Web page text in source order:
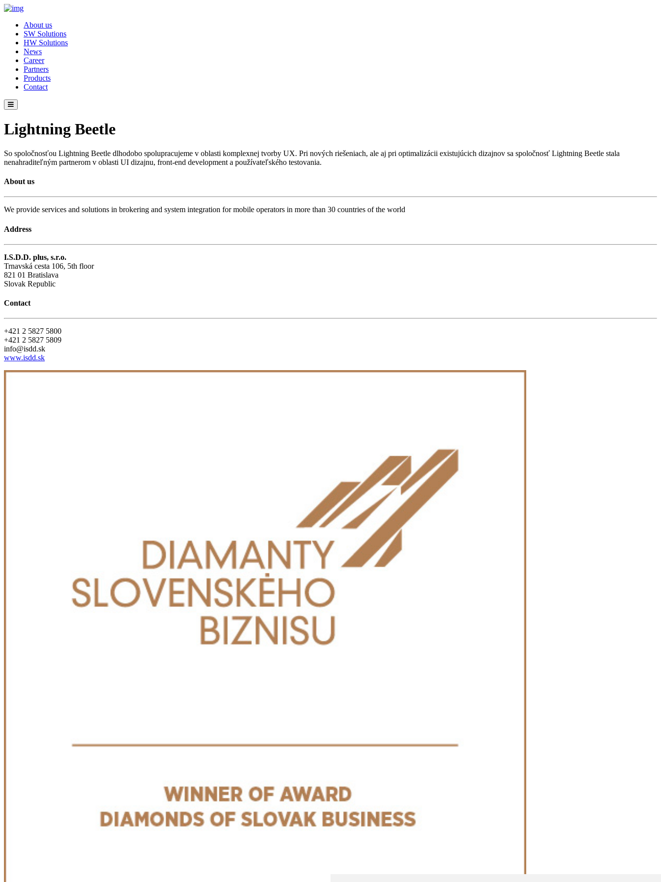
About us
SW Solutions
HW Solutions
News
Career
Partners
Products
Contact
Lightning Beetle
So spoločnosťou Lightning Beetle dlhodobo spolupracujeme v oblasti komplexnej tvorby UX. Pri nových riešeniach, ale aj pri optimalizácii existujúcich dizajnov sa spoločnosť Lightning Beetle stala
nenahraditeľným partnerom v oblasti UI dizajnu, front-end development a používateľského testovania.
About us
We provide services and solutions in brokering and system integration for mobile operators in more than 30 countries of the world
Address
I.S.D.D. plus, s.r.o.
Trnavská cesta 106, 5th floor
821 01 Bratislava
Slovak Republic
Contact
+421 2 5827 5800
+421 2 5827 5809
info@isdd.sk
www.isdd.sk